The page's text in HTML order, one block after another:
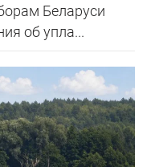
Беларуси
об упла...